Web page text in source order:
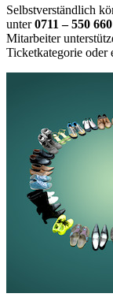
Selbstverständlich
unter0711 – 550
Mitarbeiter
Ticketkategorie oder